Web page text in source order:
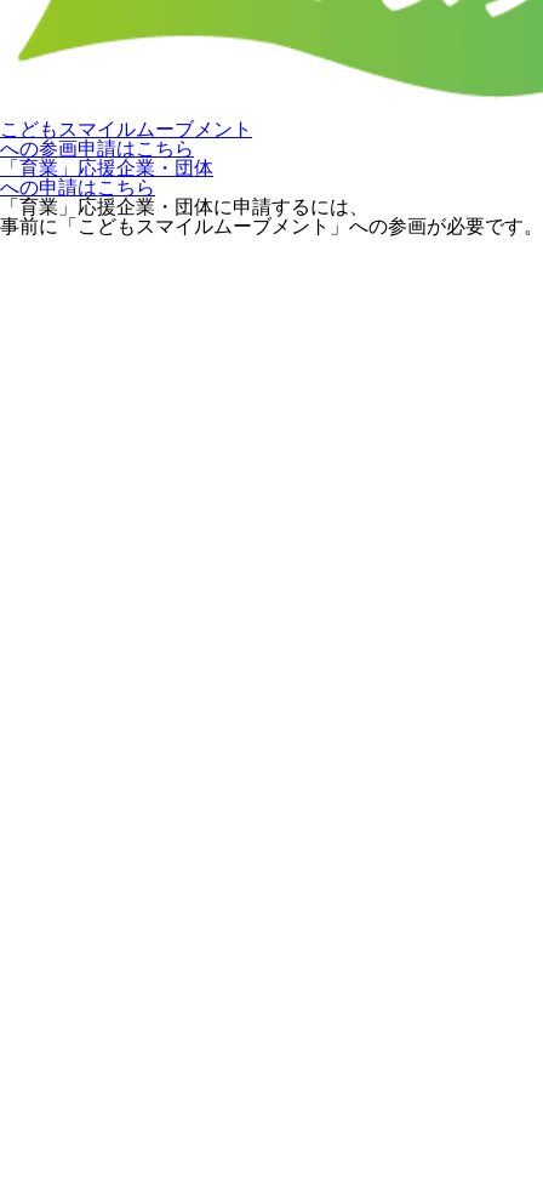
こどもスマイルムーブメント
への参画申請はこちら
「育業」応援企業・団体
への申請はこちら
「育業」応援企業・団体に申請するには、
事前に「こどもスマイルムーブメント」への参画が必要です。